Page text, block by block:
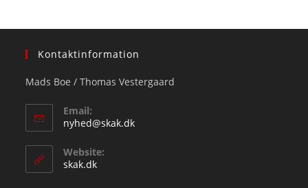
Kontaktinformation
Mads Boe / Thomas Vestergaard
Email:
nyhed@skak.dkOpens
Website:
skak.dk